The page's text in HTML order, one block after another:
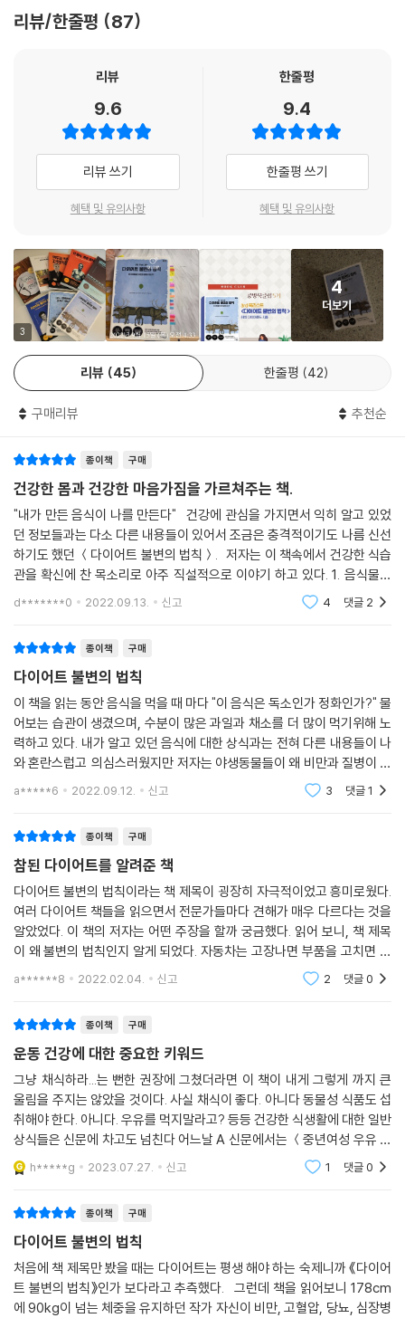
우리의 세포는 우리의 지시를 기다리고 있다. 예를 들어 당신이 거울을 보
로를 뚱뚱하게 하는 메시지를 무의식적으로 전하고 있는 것이다. 그것은
앞에서 나는 ‘과일과 채소를 충분히 먹으면 물이 거의 필요 없다’고 말한 바
가 있다. 헬렌 니어링 부부도 물을 거의 마시지 않고 100세 까지 살았다고
했다. 당신이 수분이 풍부한 과일과 채소를 충분히 먹으면 물도 많이 마실
필요가 없고 소금도 거의 먹을 필요가 없다. 소금은 대체물로 족하다. 이것
그가 생쥐에게 한 것은 오직 ‘1주일에 이틀을 굶긴 것’뿐이었다. 그 외에는
아무것도 한 일이 없었다. 약물도 없었고 주사도 주지 않았고 마술을 부린
일도 없었다. 1주일에 이틀 동안 소화기관에 휴식을 준 결과 생쥐들은 모두
2배나 더 오래 살았고 거의 병에 걸리지 않은 것 이다. 이것은 충격적이다
못해 감격적이다. --- p. 248
신에 산 음식을 먹기 시작했다는 말이다. 쿡 선장은 괴혈병으로 단 한 명의
식단을 따랐으며 수없이 많은 선원과 승객이 이 덕분에 목숨을 건졌다. 괴
혈병의 효과적인 치료법이 발견된 덕분에, 영국은 세계의 대양을 지배하고
지구 반대편에 군대를 보내는 능력이 크게 향상되었다. 자, 무엇이 이들의
생명을 살렸는가 보시라! 선택은 당신에게 달 려있다.
--- p. 289
나는 36.5킬로그램을 뺐다.
리뷰/한줄평 87
리뷰
9.6
리뷰 쓰기
혜택 및 유의사항
한줄평
9.4
한줄평 쓰기
혜택 및 유의사항
3
4
더보기
리뷰 45 한줄평 42
구매리뷰 추천순
종이책 구매
건강한 몸과 건강한 마음가짐을 가르쳐주는 책.
"내가 만든 음식이 나를 만든다" 건강에 관심을 가지면서 익히 알고 있었
던 정보들과는 다소 다른 내용들이 있어서 조금은 충격적이기도 나름 신선
하기도 했던 ＜다이어트 불변의 법칙＞. 저자는 이 책속에서 건강한 식습
관을 확신에 찬 목소리로 아주 직설적으로 이야기 하고 있다. 1. 음식물이
불필요하게 위에 머물지 않도록 해야한다. 2. 수분함유량이 많은 자연 상태
d*******0 2022.09.13. 신고 4 댓글 2
종이책 구매
다이어트 불변의 법칙
이 책을 읽는 동안 음식을 먹을 때 마다 "이 음식은 독소인가 정화인가?" 물
어보는 습관이 생겼으며, 수분이 많은 과일과 채소를 더 많이 먹기위해 노
력하고 있다. 내가 알고 있던 음식에 대한 상식과는 전혀 다른 내용들이 나
와 혼란스럽고 의심스러웠지만 저자는 야생동물들이 왜 비만과 질병이 없
는지에 대한 이유를 과학적인 근거와 그리고 본인의 경험을 통해서 풀어낸
a*****6 2022.09.12. 신고 3 댓글1
종이책 구매
참된 다이어트를 알려준 책
다이어트 불변의 법칙이라는 책 제목이 굉장히 자극적이었고 흥미로웠다.
여러 다이어트 책들을 읽으면서 전문가들마다 견해가 매우 다르다는 것을
알았었다. 이 책의 저자는 어떤 주장을 할까 궁금했다. 읽어 보니, 책 제목
이 왜 불변의 법칙인지 알게 되었다. 자동차는 고장나면 부품을 고치면 된
다. 사람의 소화기관은 자동차처럼 부품 교환이 가능할까? 아직까지는 그
a******8 2022.02.04. 신고 2 댓글0
종이책 구매
운동 건강에 대한 중요한 키워드
그냥 채식하라...는 뻔한 권장에 그쳤더라면 이 책이 내게 그렇게 까지 큰
울림을 주지는 않았을 것이다. 사실 채식이 좋다. 아니다 동물성 식품도 섭
취해야 한다. 아니다. 우유를 먹지말라고? 등등 건강한 식생활에 대한 일반
상식들은 신문에 차고도 넘친다 어느날 A 신문에서는 ＜중년여성 우유 하
루 한잔은 필수＞ 라고 헤드라인을 뽑았다가 어느날 B 신문에서는 ＜젖소
항생제 사
h*****g 2023.07.27. 신고 1 댓글0
종이책 구매
다이어트 불변의 법칙
처음에 책 제목만 봤을 때는 다이어트는 평생 해야 하는 숙제니까 《다이어
트 불변의 법칙》인가 보다라고 추측했다. 그런데 책을 읽어보니 178cm
에 90kg이 넘는 체중을 유지하던 작가 자신이 비만, 고혈압, 당뇨, 심장병